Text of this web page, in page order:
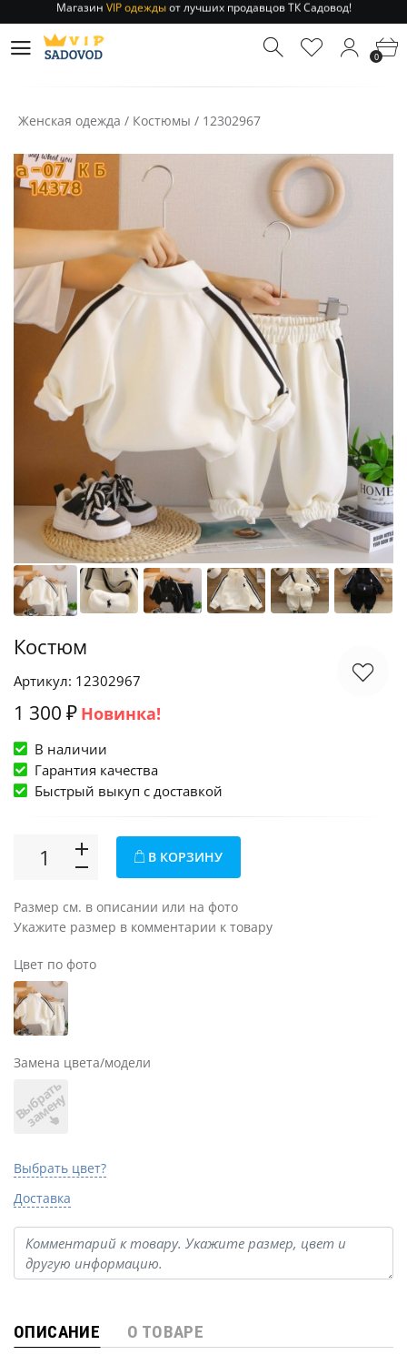
Отправление заказа 1-3 дняпо РФ и МСК!
Магазин
от лучших продавцов ТК Садовод!
Отправление заказа 1-3 дня по РФ и МСК! 0
Женская одежда / Костюмы / 12302967
Костюм
Артикул: 12302967
1 300 ₽ Новинка!
В наличии
Гарантия качества
Быстрый выкуп c доставкой
В КОРЗИНУ
Размер см. в описании или на фото
Укажите размер в комментарии к товару
Цвет по фото
Замена цвета/модели
В
ы
б
р
а
т
ь
з
а
м
е
н
у
Выбрать цвет?
Доставка
ОПИСАНИЕ О ТОВАРЕ